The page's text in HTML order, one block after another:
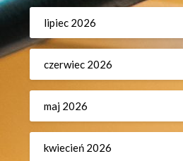
lipiec 2026
czerwiec 2026
maj 2026
kwiecień 2026